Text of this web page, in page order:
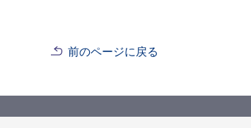
前のページに戻る